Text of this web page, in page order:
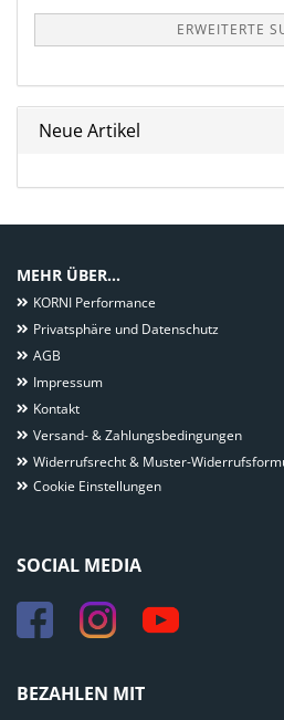
ERWEITERTE
Neue Artikel
MEHR ÜBER...
KORNI Performance
Privatsphäre und Datenschutz
AGB
Impressum
Kontakt
Versand- & Zahlungsbedingungen
Widerrufsrecht & Muster-
Cookie Einstellungen
SOCIAL MEDIA
BEZAHLEN MIT